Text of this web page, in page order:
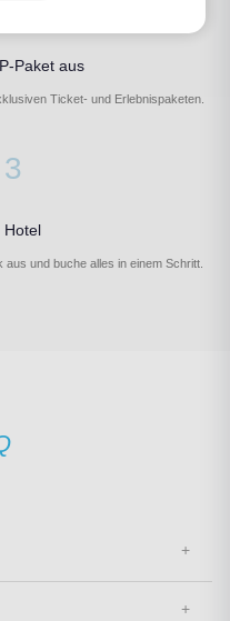
Paket aus
Ticket- und Erlebnispaketen.
3
Hotel
und buche alles in einem Schritt.